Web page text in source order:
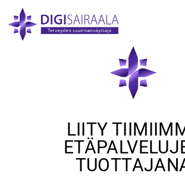
Liity ammattilaisiin
LIITY